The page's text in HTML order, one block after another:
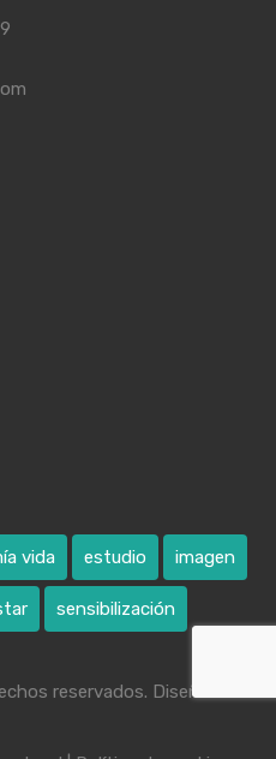
vida estudio imagen
sensibilización
reservados. Diseñado